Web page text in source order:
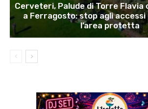
Cerveteri, Palude di Torre Flavia
a Ferragosto: stop agli
l’area protetta